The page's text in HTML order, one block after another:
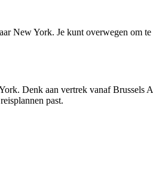
New York. Je kunt overwegen
Denk aan vertrek vanaf
past.